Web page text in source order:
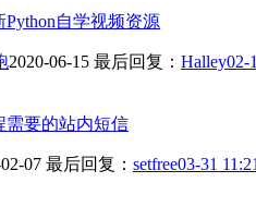
Python自学视频资源
2020-06-15 最后回复： Halley02-
需要的站内短信
07 最后回复： setfree03-31